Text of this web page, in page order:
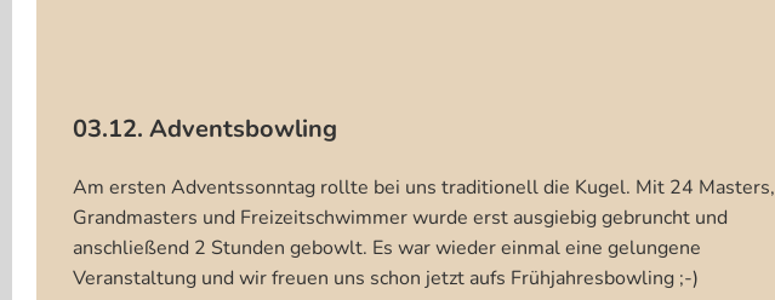
03.12. Adventsbowling
Am ersten Adventssonntag rollte bei uns traditionell die Kugel. Mit 24 Masters,
Grandmasters und Freizeitschwimmer wurde erst ausgiebig gebruncht und
anschließend 2 Stunden gebowlt. Es war wieder einmal eine gelungene
Veranstaltung und wir freuen uns schon jetzt aufs Frühjahresbowling ;-)